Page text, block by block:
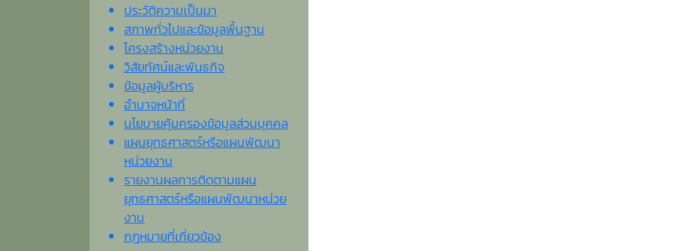
ประวัติความเป็นมา
สภาพทั่วไปและข้อมูลพื้นฐาน
โครงสร้างหน่วยงาน
วิสัยทัศน์และพันธกิจ
ข้อมูลผู้บริหาร
อำนาจหน้าที่
นโยบายคุ้มครองข้อมูลส่วนบุคคล
แผนยุทธศาสตร์หรือแผนพัฒนา
หน่วยงาน
รายงานผลการติดตามแผน
ยุทธศาสตร์หรือแผนพัฒนาหน่วย
งาน
กฎหมายที่เกี่ยวข้อง